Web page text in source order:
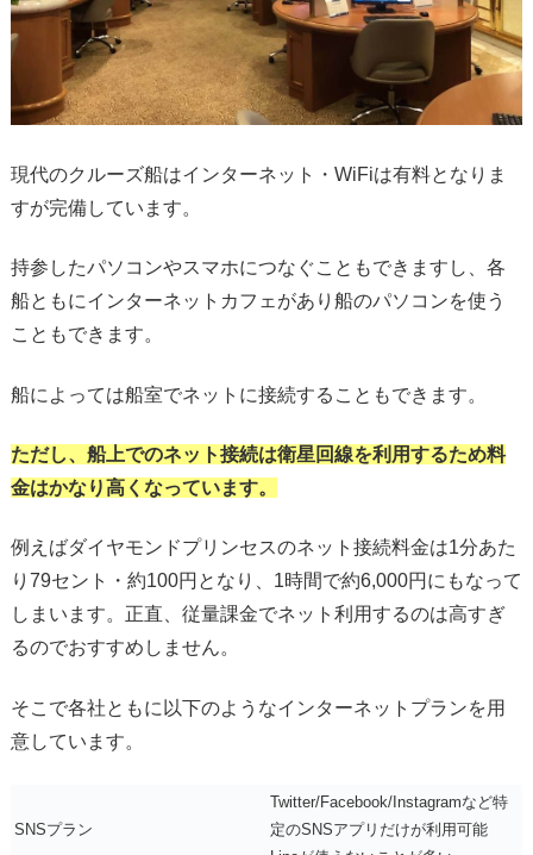
現代のクルーズ船はインターネット・WiFiは有料となりま
すが完備しています。
持参したパソコンやスマホにつなぐこともできますし、各
船ともにインターネットカフェがあり船のパソコンを使う
こともできます。
船によっては船室でネットに接続することもできます。
ただし、船上でのネット接続は衛星回線を利用するため料
金はかなり高くなっています。
例えばダイヤモンドプリンセスのネット接続料金は1分あた
り79セント・約100円となり、1時間で約6,000円にもなって
しまいます。正直、従量課金でネット利用するのは高すぎ
るのでおすすめしません。
そこで各社ともに以下のようなインターネットプランを用
意しています。
SNSプラン
Twitter/Facebook/Instagramなど特
定のSNSアプリだけが利用可能